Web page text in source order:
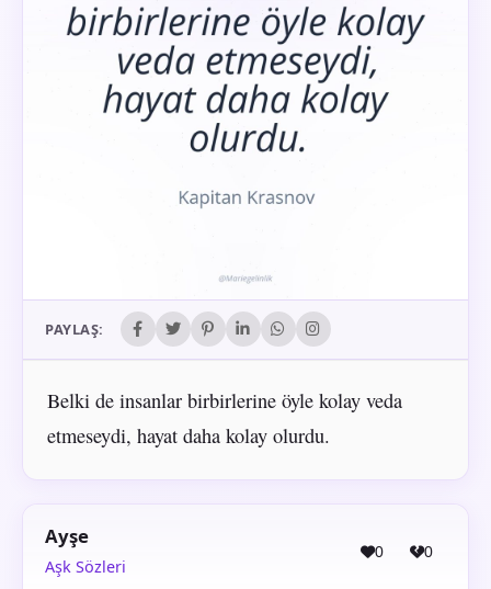
PAYLAŞ:
Belki de insanlar birbirlerine öyle kolay veda
etmeseydi, hayat daha kolay olurdu.
Ayşe
Aşk Sözleri
0 0